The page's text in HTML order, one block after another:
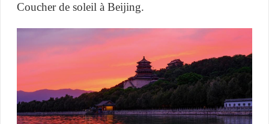
Coucher de soleil à Beijing.